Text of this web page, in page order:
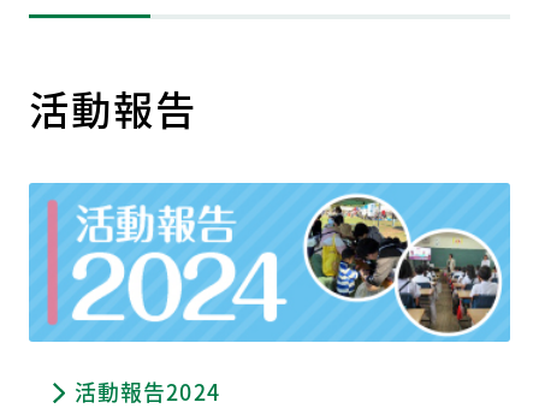
活動報告
活動報告2024